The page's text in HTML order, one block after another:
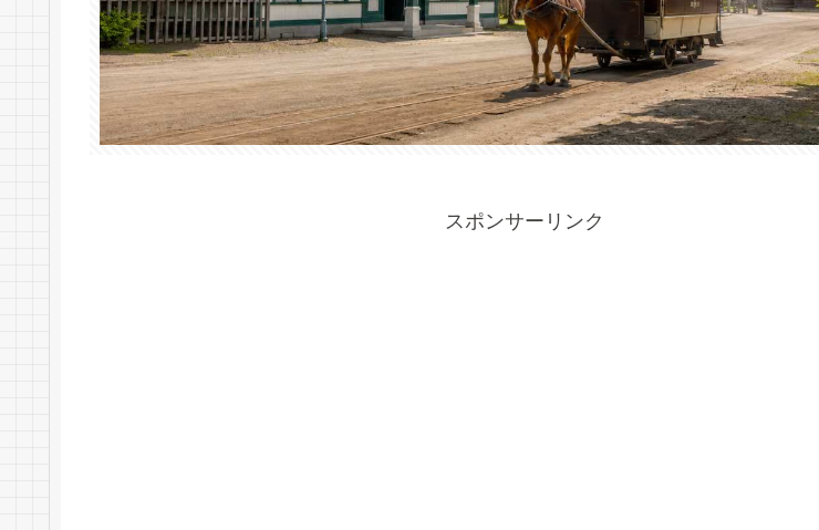
スポンサーリンク